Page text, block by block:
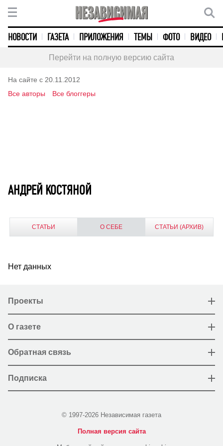
НОВОСТИ ГАЗЕТА ПРИЛОЖЕНИЯ ТЕМЫ ФОТО ВИДЕО
Перейти на полную версию сайта
На сайте с 20.11.2012
Все авторы
Все блоггеры
АНДРЕЙ КОСТЯНОЙ
СТАТЬИ О СЕБЕ СТАТЬИ (АРХИВ)
Нет данных
Проекты
О газете
Обратная связь
Подписка
© 1997-2026 Независимая газета
Полная версия сайта